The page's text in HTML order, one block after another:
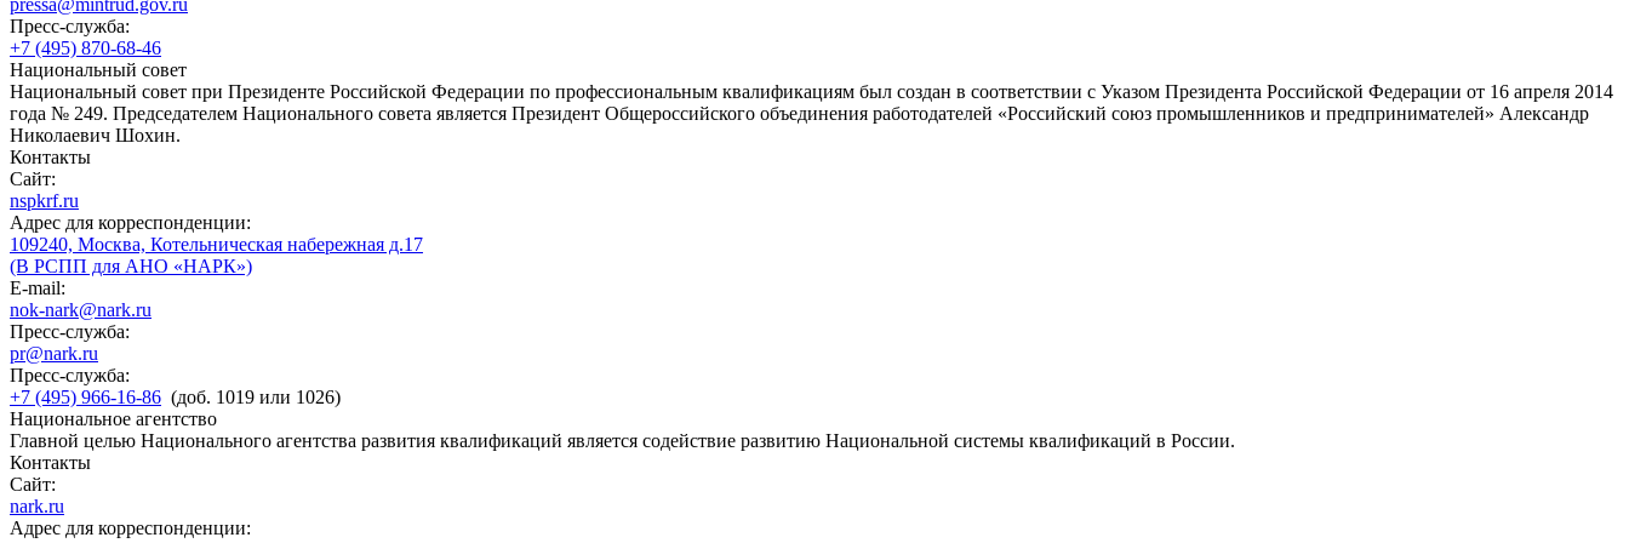
pressa@mintrud.gov.ru
Пресс-служба:
+7 (495) 870-68-46
Национальный совет
Национальный совет при Президенте Российской Федерации по профессиональным квалификациям был создан в соответствии с Указом Президента Российской Федерации от 16 апреля 2014
года № 249. Председателем Национального совета является Президент Общероссийского объединения работодателей «Российский союз промышленников и предпринимателей» Александр
Николаевич Шохин.
Контакты
Сайт:
nspkrf.ru
Адрес для корреспонденции:
109240, Москва, Котельническая набережная д.17
(В РСПП для АНО «НАРК»)
E-mail:
nok-nark@nark.ru
Пресс-служба:
pr@nark.ru
Пресс-служба:
+7 (495) 966-16-86 (доб. 1019 или 1026)
Национальное агентство
Главной целью Национального агентства развития квалификаций является содействие развитию Национальной системы квалификаций в России.
Контакты
Сайт:
nark.ru
Адрес для корреспонденции: